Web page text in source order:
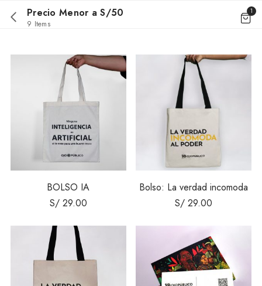
Precio Menor a S/50
9 Items
1
BOLSO IA
S/29.00
Bolso: La verdad incomoda
S/ 29.00